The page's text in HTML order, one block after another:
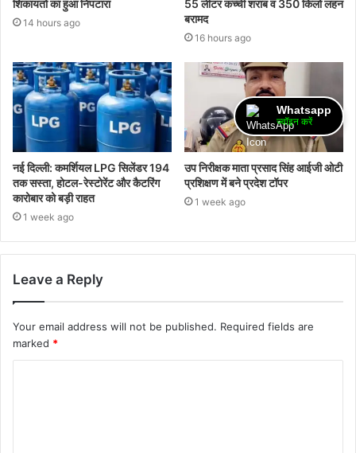
शिकायतों का हुआ निपटारा
14 hours ago
55 लीटर कच्ची शराब व 350 किलो लहन
बरामद
16 hours ago
नई दिल्ली: कमर्शियल LPG सिलेंडर 194
तक सस्ता, होटल-रेस्टोरेंट और कैटरिंग
कारोबार को बड़ी राहत
1 week ago
उप निरीक्षक माता प्रसाद सिंह आईजी ओटी
प्रशिक्षण में बने प्रदेश टॉपर
1 week ago
Leave a Reply
Your email address will not be published. Required fields are
marked *
Whatsapp
ज्वॉइन करें